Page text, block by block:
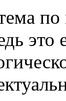
по
это